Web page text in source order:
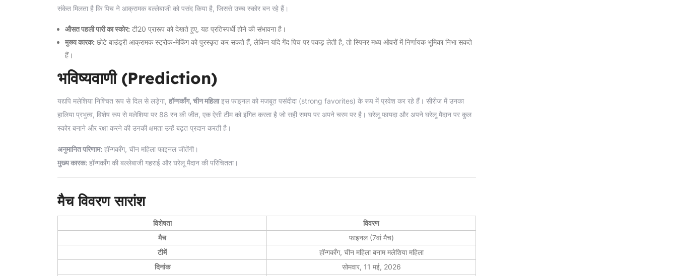
संकेत मिलता है कि पिच ने आक्रामक बल्लेबाजी को पसंद किया है, जिससे उच्च स्कोर बन रहे हैं।
औसत पहली पारी का स्कोर: टी20 प्रारूप को देखते हुए, यह प्रतिस्पर्धी होने की संभावना है।
मुख्य कारक: छोटे बाउंड्री आक्रामक स्ट्रोक-मेकिंग को पुरस्कृत कर सकते हैं, लेकिन यदि गेंद पिच पर पकड़ लेती है, तो स्पिनर मध्य ओवरों में निर्णायक भूमिका निभा सकते
हैं।
भविष्यवाणी (Prediction)
यद्यपि मलेशिया निश्चित रूप से दिल से लड़ेगा, हॉन्गकॉंग, चीन महिलाइस फाइनल को मजबूत पसंदीदा (strong favorites) के रूप में प्रवेश कर रहे हैं। सीरीज में उनका
हालिया प्रभुत्व, विशेष रूप से मलेशिया पर 88 रन की जीत, एक ऐसी टीम को इंगित करता है जो सही समय पर अपने चरम पर है। घरेलू फायदा और अपने घरेलू मैदान पर कुल
स्कोर बनाने और रक्षा करने की उनकी क्षमता उन्हें बढ़त प्रदान करती है।
अनुमानित परिणाम: हॉन्गकॉंग, चीन महिला फाइनल जीतेंगी।
मुख्य कारक: हॉन्गकॉंग की बल्लेबाजी गहराई और घरेलू मैदान की परिचितता।
मैच विवरण सारांश
विशेषता
विवरण
मैच
फाइनल (7वां मैच)
टीमें
हॉन्गकॉंग, चीन महिला बनाम मलेशिया महिला
दिनांक
सोमवार, 11 मई, 2026